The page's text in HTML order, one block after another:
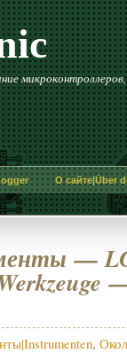
О сайте|Über
—
,